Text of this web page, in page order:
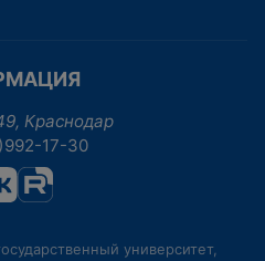
Краснодар
17-30
университет,